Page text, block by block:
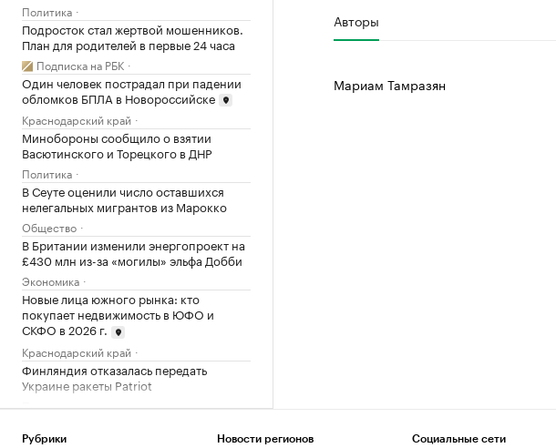
Политика
Подросток стал жертвой мошенников.
План для родителей в первые 24 часа
Подписка на РБК
Один человек пострадал при падении
обломков БПЛА в Новороссийске
Краснодарский край
Минобороны сообщило о взятии
Васютинского и Торецкого в ДНР
Политика
В Сеуте оценили число оставшихся
нелегальных мигрантов из Марокко
Общество
В Британии изменили энергопроект на
£430 млн из-за «могилы» эльфа Добби
Экономика
Новые лица южного рынка: кто
покупает недвижимость в ЮФО и
СКФО в 2026 г.
Краснодарский край
Финляндия отказалась передать
Украине ракеты Patriot
Политика
как все устроено на практике
Авторы
Мариам Тамразян
Рубрики Новости регионов Социальные сети